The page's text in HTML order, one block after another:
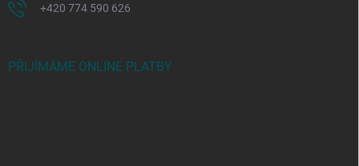
+420 774 590 626
PŘIJÍMÁME ONLINE PLATBY